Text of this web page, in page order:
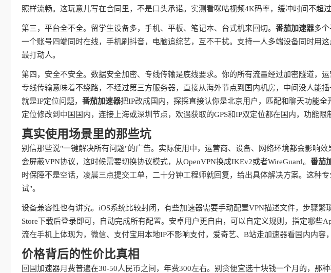
照样流畅。这玩意儿写在合同里，不是口头承诺。实测看咪咕视频4K码率，缓冲时间不超
第三，平台全不全。留学生设备多，手机、平板、笔记本、台式机来回切。 番茄加速器多个
一个账号四端同时在线，手机刷抖音，电脑追综艺，互不干扰。支持一人多端设备同时用
最打动人。
第四，安全不安全。数据安全加密、专线传输是底线要求。你的所有流量经过加密隧道，
专线传输意味着不绕路，不经过第三方服务器，直接从海外节点到国内机房，中间没人能
就是IP定位问题， 番茄加速器把IP改成国内，探探直接认你是北京用户，匹配和聊天功能
定位修改到中国国内，连接上海或深圳节点，欢遇获取的GPS和IP双定位都在国内，功能限
真实使用场景里的那些坑
别信那些说"一键解决所有问题"的广告。实际使用中，运营商、设备、网络环境都会影响
会屏蔽VPN协议，这时候需要切换协议模式，从OpenVPN换成IKEv2或者WireGuard。 番茄
时保障不是空话，凌晨三点提交工单，二十分钟工程师就回复，给出具体解决方案。这种
试"。
设备兼容性也有讲究。iOS系统比较封闭，有些加速器需要手动配置VPN描述文件，步骤繁琐
Store下载后登录即可，自动完成所有配置。安卓用户更自由，可以自定义规则，指定哪些
流在手机上体现为，微信、支付宝用本地IP不影响支付，爱奇艺、B站走加速器看国内内容
价格背后的性价比真相
回国加速器月费普遍在30-50人民币之间，年费300左右。别贪便宜选十块钱一个月的，那种